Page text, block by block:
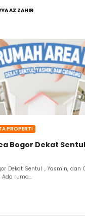
AZ ZAHIR
PROPERTI
Bogor Dekat
Dekat Sentul , Yasmin, dan
ruma...